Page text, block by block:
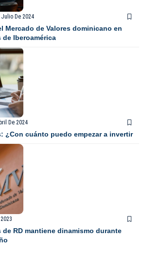
Julio De 2024
Mercado de Valores dominicano en
de Iberoamérica
De 2024
¿Con cuánto puedo empezar a invertir
de RD mantiene dinamismo durante